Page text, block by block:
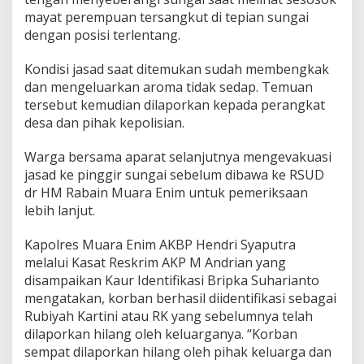
a
m
b
n
d
i
S
n
a
i
i
m
mayat perempuan tersangkut di tepian sungai
dengan posisi terlentang.
Kondisi jasad saat ditemukan sudah membengkak
dan mengeluarkan aroma tidak sedap. Temuan
tersebut kemudian dilaporkan kepada perangkat
desa dan pihak kepolisian.
Warga bersama aparat selanjutnya mengevakuasi
jasad ke pinggir sungai sebelum dibawa ke RSUD
dr HM Rabain Muara Enim untuk pemeriksaan
lebih lanjut.
Kapolres Muara Enim AKBP Hendri Syaputra
melalui Kasat Reskrim AKP M Andrian yang
disampaikan Kaur Identifikasi Bripka Suharianto
mengatakan, korban berhasil diidentifikasi sebagai
Rubiyah Kartini atau RK yang sebelumnya telah
dilaporkan hilang oleh keluarganya. “Korban
sempat dilaporkan hilang oleh pihak keluarga dan